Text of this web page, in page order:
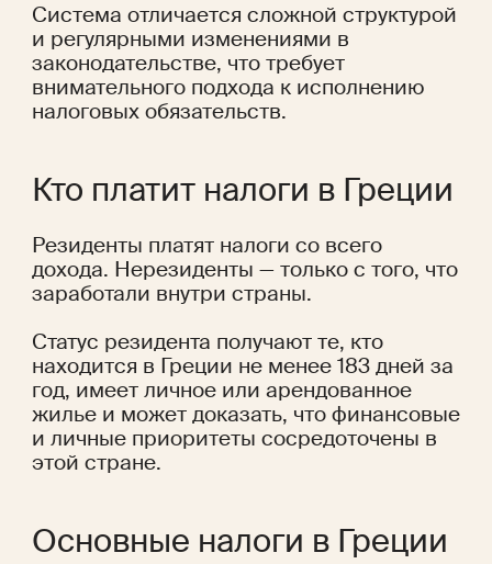
Система отличается сложной структурой
и регулярными изменениями в
законодательстве, что требует
внимательного подхода к исполнению
налоговых обязательств.
Кто платит налоги в Греции
Резиденты платят налоги со всего
дохода. Нерезиденты — только с того, что
заработали внутри страны.
Статус резидента получают те, кто
находится в Греции не менее 183 дней за
год, имеет личное или арендованное
жилье и может доказать, что финансовые
и личные приоритеты сосредоточены в
этой стране.
Основные налоги в Греции